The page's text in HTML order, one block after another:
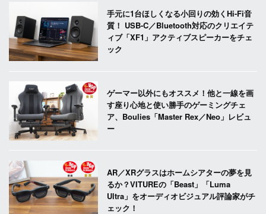
手元に1台ほしくなる小回りの効くHi-Fi音
質！ USB-C／Bluetooth対応のクリエイテ
ィブ「XF1」アクティブスピーカーをチェ
ック
ゲーマー以外にもオススメ！他と一線を画
す座り心地と使い勝手のゲーミングチェ
ア、Boulies「Master Rex／Neo」レビュ
ー
AR／XRグラスはホームシアターの夢を見
るか？VITUREの「Beast」「Luma
Ultra」をオーディオビジュアル評論家がチ
ェック！